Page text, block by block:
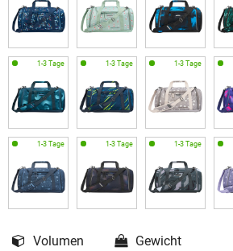
Volumen
Gewicht